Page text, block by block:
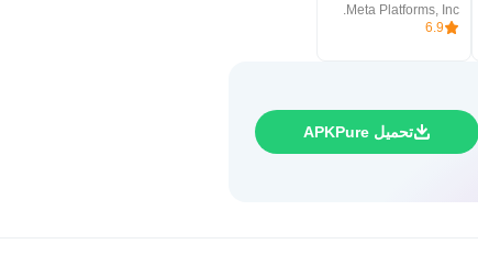
Meta Platforms, Inc.
6.9
تحميل APKPure